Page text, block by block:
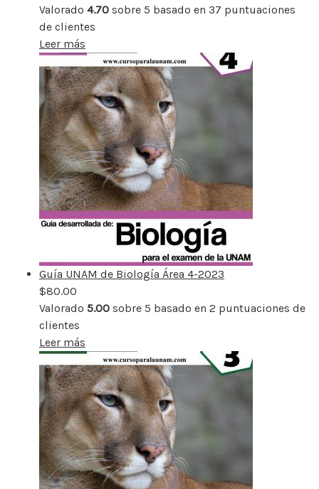
Valorado 4.70 sobre 5 basado en 37 puntuaciones
de clientes
Leer más
Guía UNAM de Biología Área 4-2023
$80.00
Valorado 5.00 sobre 5 basado en 2 puntuaciones de
clientes
Leer más